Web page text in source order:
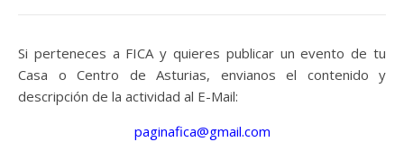
Si perteneces a FICA y quieres publicar un evento de tu
Casa o Centro de Asturias, envianos el contenido y
descripción de la actividad al E-Mail:
paginafica@gmail.com